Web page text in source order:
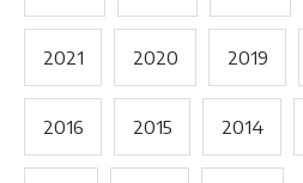
2021 2020 2019
2016 2015 2014